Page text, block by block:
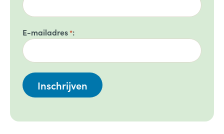
E-mailadres*